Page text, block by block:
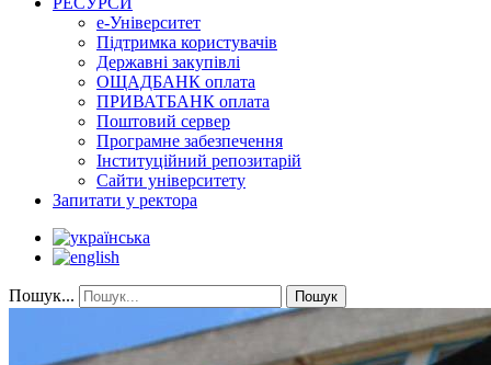
е-Університет
Підтримка користувачів
Державні закупівлі
ОЩАДБАНК оплата
ПРИВАТБАНК оплата
Поштовий сервер
Програмне забезпечення
Інституційний репозитарій
Сайти університету
Запитати у ректора
Пошук... Пошук